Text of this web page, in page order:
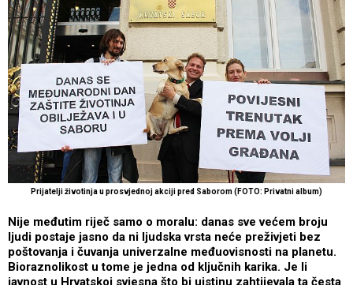
Prijatelji životinja u prosvjednoj akciji pred Saborom (FOTO: Privatni album)
Nije međutim riječ samo o moralu: danas sve većem broju
ljudi postaje jasno da ni ljudska vrsta neće preživjeti bez
poštovanja i čuvanja univerzalne međuovisnosti na planetu.
Bioraznolikost u tome je jedna od ključnih karika. Je li
javnost u Hrvatskoj svjesna što bi uistinu zahtijevala ta česta